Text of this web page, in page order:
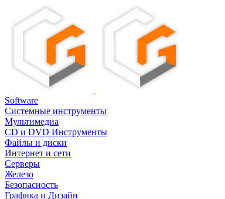
Software
Системные инструменты
Мультимедиа
CD и DVD Инструменты
Файлы и диски
Интернет и сети
Серверы
Железо
Безопасность
Графика и Дизайн